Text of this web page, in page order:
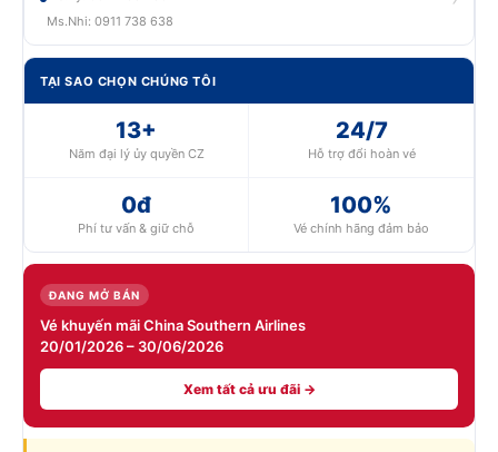
Ms.Nhi: 0911 738 638
TẠI SAO CHỌN CHÚNG TÔI
13+
Năm đại lý ủy quyền CZ
24/7
Hỗ trợ đổi hoàn vé
0đ
Phí tư vấn & giữ chỗ
100%
Vé chính hãng đảm bảo
ĐANG MỞ BÁN
Vé khuyến mãi China Southern Airlines
20/01/2026 – 30/06/2026
Xem tất cả ưu đãi →